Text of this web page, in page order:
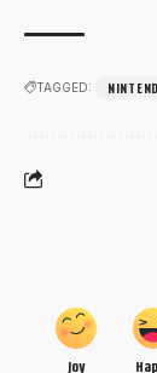
TAGGED: